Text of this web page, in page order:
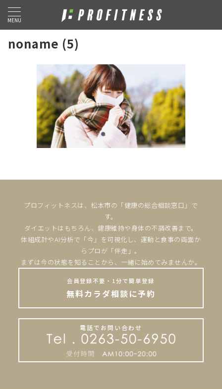
MENU
noname (5)
プロフィットネスは、松本市の「健康の総合相談窓口」で
す。
ダイエットはもちろん、健康維持や身体の不調改善まで。
体組成計やAI分析で「今」を可視化し、運動と食事の両面か
らプロが「伴走」。
まずは今の状態を知ることから、一緒に始めてみませんか。
会員登録不要・1分で簡単登録
無料カラダ相談に予約
電話でお問い合わせ